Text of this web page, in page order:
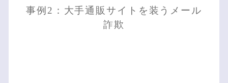
事例2：大手通販サイトを装うメール
詐欺